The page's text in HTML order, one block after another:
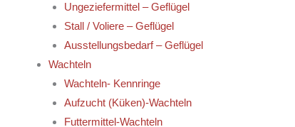
Ungeziefermittel – Geflügel
Stall / Voliere – Geflügel
Ausstellungsbedarf – Geflügel
Wachteln
Wachteln- Kennringe
Aufzucht (Küken)-Wachteln
Futtermittel-Wachteln